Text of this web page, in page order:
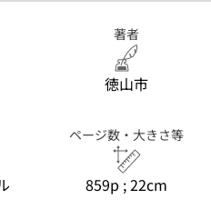
著者
徳山市
ページ数・大きさ等
859p ; 22cm